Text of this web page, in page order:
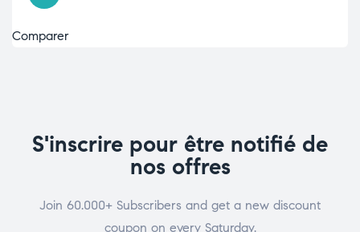
Comparer
S'inscrire pour être notifié de
nos offres
Join 60.000+ Subscribers and get a new discount
coupon on every Saturday.